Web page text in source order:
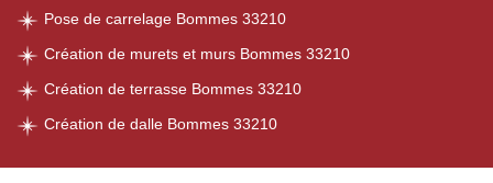
Pose de carrelage Bommes 33210
Création de murets et murs Bommes 33210
Création de terrasse Bommes 33210
Création de dalle Bommes 33210